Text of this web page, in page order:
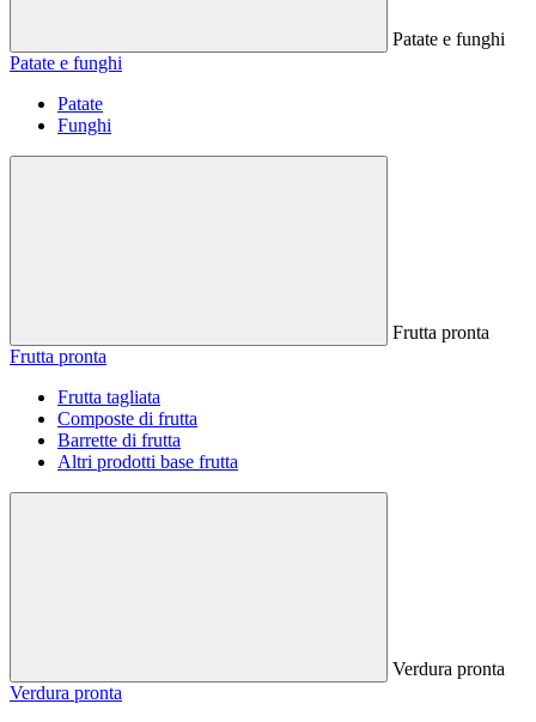
Patate e funghi
Patate e funghi
Patate
Funghi
Frutta pronta
Frutta pronta
Frutta tagliata
Composte di frutta
Barrette di frutta
Altri prodotti base frutta
Verdura pronta
Verdura pronta